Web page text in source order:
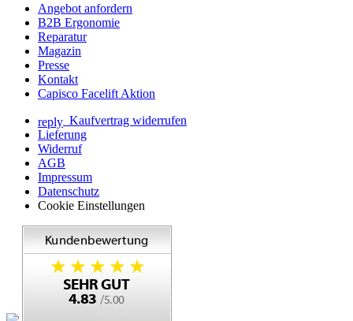
Angebot anfordern
B2B Ergonomie
Reparatur
Magazin
Presse
Kontakt
Capisco Facelift Aktion
reply Kaufvertrag widerrufen
Lieferung
Widerruf
AGB
Impressum
Datenschutz
Cookie Einstellungen